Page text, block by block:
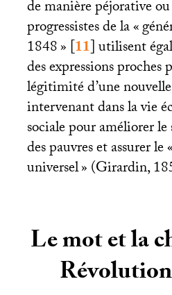
de manière péjorative
progressistes de la «
1848»[11]utilisent
des expressions proches
légitimité d’une
intervenant dans la vie
sociale pour améliorer
des pauvres et assurer le «
universel» (Girardin,
Le mot et la